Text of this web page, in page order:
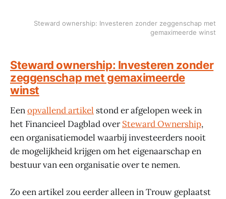
Steward ownership: Investeren zonder zeggenschap met
gemaximeerde winst
Steward ownership: Investeren zonder
zeggenschap met gemaximeerde
winst
Eenopvallend artikel stond er afgelopen week in
het Financieel Dagblad overSteward Ownership,
een organisatiemodel waarbij investeerders nooit
de mogelijkheid krijgen om het eigenaarschap en
bestuur van een organisatie over te nemen.
Zo een artikel zou eerder alleen in Trouw geplaatst